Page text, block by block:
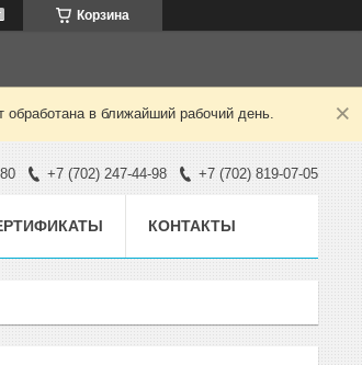
Корзина
в ближайший рабочий день.
+7 (702) 247-44-98 +7 (702) 819-07-05
КОНТАКТЫ